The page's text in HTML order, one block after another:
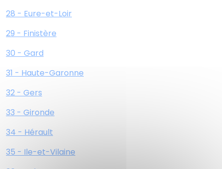
28 - Eure-et-Loir
29 - Finistère
30 - Gard
31 - Haute-Garonne
32 - Gers
33 - Gironde
34 - Hérault
35 - Ile-et-Vilaine